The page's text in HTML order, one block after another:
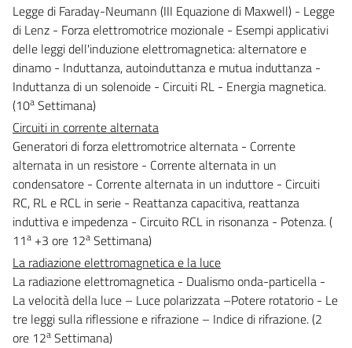
Legge di Faraday-Neumann (III Equazione di Maxwell) - Legge
di Lenz - Forza elettromotrice mozionale - Esempi applicativi
delle leggi dell'induzione elettromagnetica: alternatore e
dinamo - Induttanza, autoinduttanza e mutua induttanza -
Induttanza di un solenoide - Circuiti RL - Energia magnetica.
(10a Settimana)
Circuiti in corrente alternata
Generatori di forza elettromotrice alternata - Corrente
alternata in un resistore - Corrente alternata in un
condensatore - Corrente alternata in un induttore - Circuiti
RC, RL e RCL in serie - Reattanza capacitiva, reattanza
induttiva e impedenza - Circuito RCL in risonanza - Potenza. (
11a +3 ore 12a Settimana)
La radiazione elettromagnetica e la luce
La radiazione elettromagnetica - Dualismo onda-particella -
La velocità della luce – Luce polarizzata –Potere rotatorio - Le
tre leggi sulla riflessione e rifrazione – Indice di rifrazione. (2
ore 12a Settimana)